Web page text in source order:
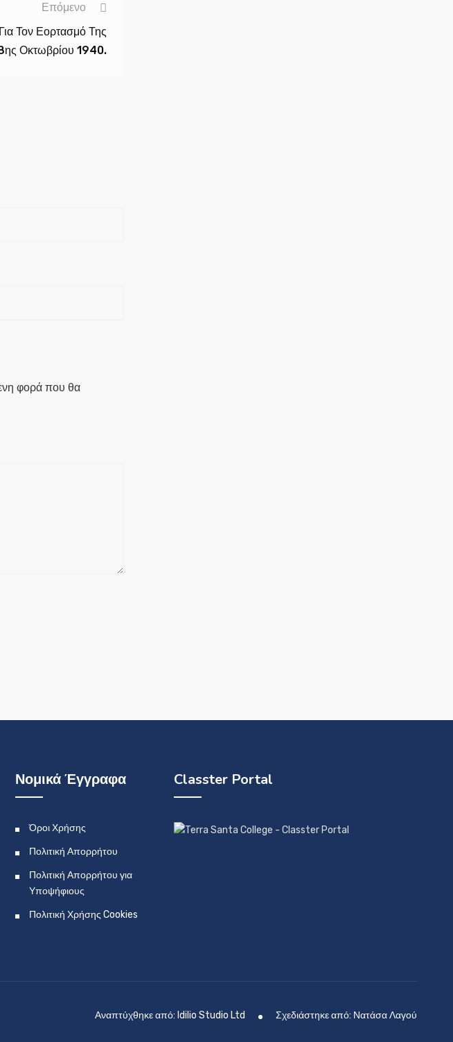
Επόμενο
Τον Εορτασμό Της
Οκτωβρίου 1940.
φορά που θα
Νομικά Έγγραφα
Όροι Χρήσης
Πολιτική Απορρήτου
Πολιτική Απορρήτου για
Υποψήφιους
Πολιτική Χρήσης Cookies
Classter Portal
Αναπτύχθηκε από: Idilio Studio Ltd Σχεδιάστηκε από: Νατάσα Λαγού